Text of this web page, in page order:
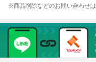
※商品削除などのお問い合わせは